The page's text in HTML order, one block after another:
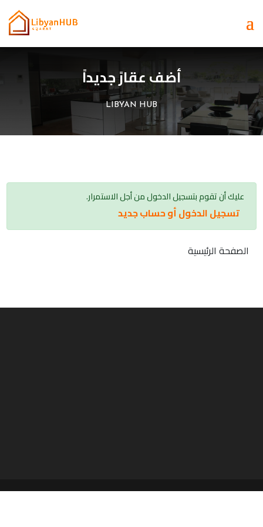
أضف عقارً جديداً
LIBYAN HUB
عليك أن تقوم بتسجيل الدخول من أجل الاستمرار.
تسجيل الدخول أو حساب جديد
الصفحة الرئيسية